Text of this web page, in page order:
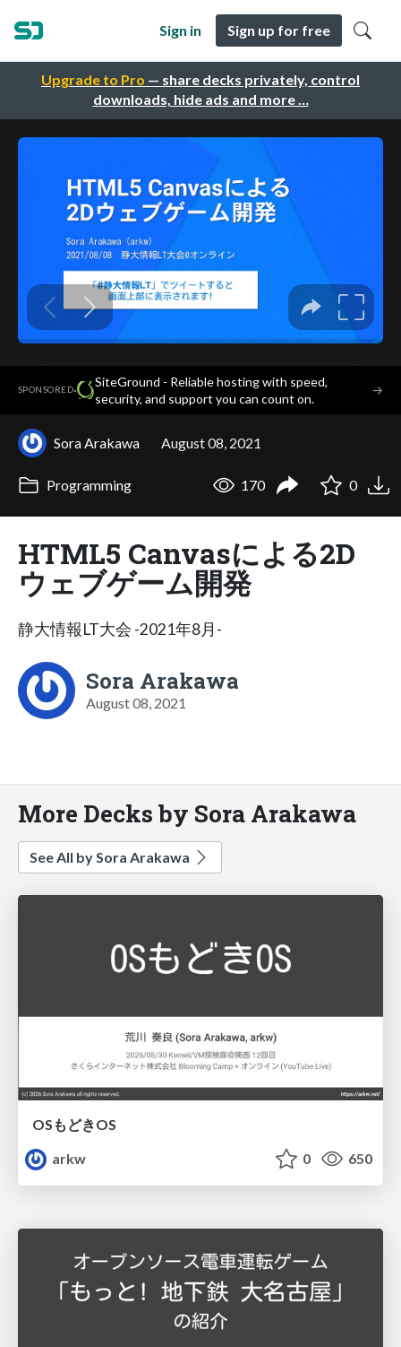
Upgrade to Pro — share decks privately, control
downloads, hide ads and more …
Sign in Sign up for free
SPONSORED·
SiteGround - Reliable hosting with speed,
security, and support you can count on.
→
Sora Arakawa August 08, 2021
Programming 170 0
HTML5 Canvasによる2D
ウェブゲーム開発
静大情報LT大会 -2021年8月-
Sora Arakawa
August 08, 2021
More Decks by Sora Arakawa
See All by Sora Arakawa
OSもどきOS
arkw
0 650